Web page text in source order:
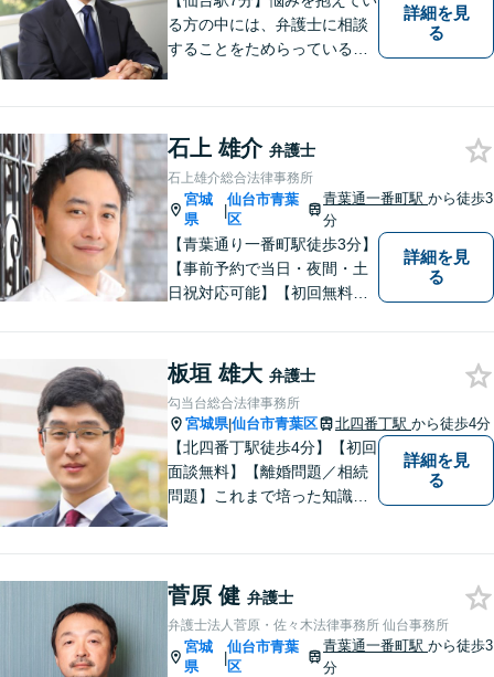
い。
る方の中には、弁護士に相談
することをためらっている方
待できます。 どんなことで
も、お気軽に相談ください。
詳細を見
る
石上 雄介 弁護士
石上雄介総合法律事務所
宮城
県
|
仙台市青葉
区
青葉通一番町駅から徒歩3
分
【青葉通り一番町駅徒歩3分】
【事前予約で当日・夜間・土
日祝対応可能】【初回無料相
詳細を見
る
板垣 雄大 弁護士
勾当台総合法律事務所
宮城県|仙台市青葉区 北四番丁駅 から徒歩4分
【北四番丁駅徒歩4分】【初回
面談無料】【離婚問題／相続
問題】これまで培った知識と
対応可能】丁寧かつ迅速多対
応でお悩みを解決します。
【明朗な料金体系】お気軽に
ご相談下さい。
詳細を見
る
菅原 健 弁護士
弁護士法人菅原・佐々木法律事務所 仙台事務所
宮城
県
|
仙台市青葉
区
青葉通一番町駅から徒歩3
分